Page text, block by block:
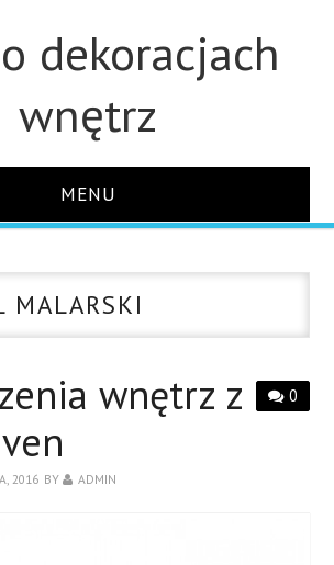
dekoracjach
wnętrz
MENU
MALARSKI
0
wnętrz z
2016 BY ADMIN